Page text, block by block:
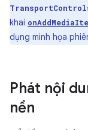
khai
dụng minh họa
Phát nội
nền